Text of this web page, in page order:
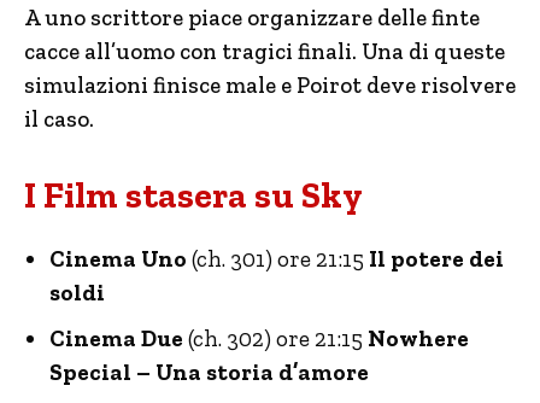
A uno scrittore piace organizzare delle finte
cacce all’uomo con tragici finali. Una di queste
simulazioni finisce male e Poirot deve risolvere
il caso.
I Film stasera su Sky
Cinema Uno (ch. 301) ore 21:15 Il potere dei
soldi
Cinema Due (ch. 302) ore 21:15 Nowhere
Special – Una storia d’amore